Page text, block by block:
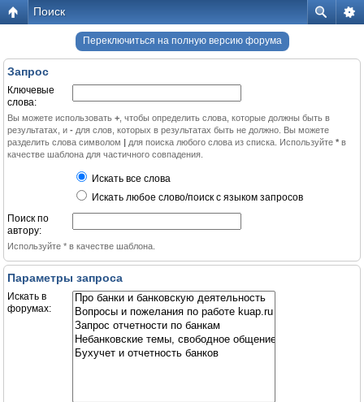
Поиск
Переключиться на полную версию форума
Запрос
Ключевые
слова:
Вы можете использовать + , чтобы определить слова, которые должны быть в
результатах, и - для слов, которых в результатах быть не должно. Вы можете
разделить слова символом | для поиска любого слова из списка. Используйте * в
качестве шаблона для частичного совпадения.
Искать все слова
Искать любое слово/поиск с языком запросов
Поиск по
автору:
Используйте * в качестве шаблона.
Параметры запроса
Искать в
форумах: